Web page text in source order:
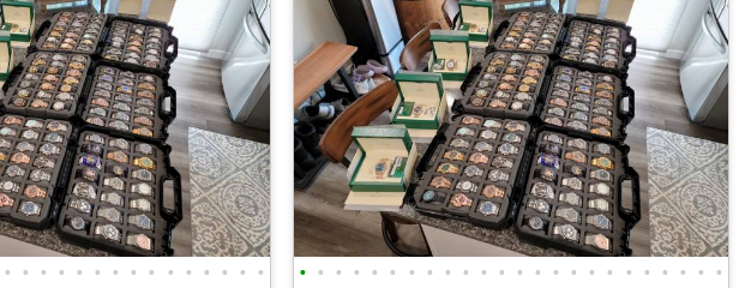
• • • • • • • • • • • • • • • • • • • • • • • • • • • • • • • • • • • • • • •